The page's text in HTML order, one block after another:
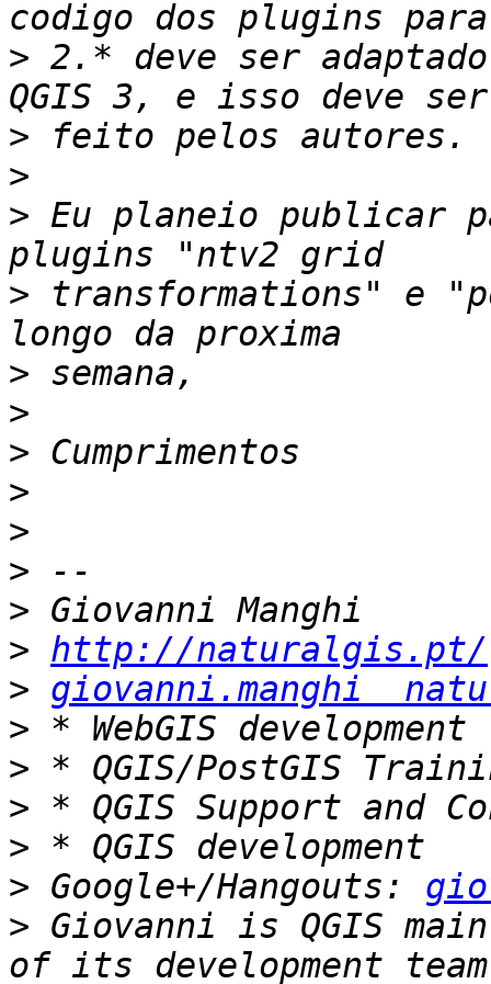
> 2.* deve ser
>
>
> Eu planeio publicar
> transformations" e
>
>
>
>
>
>
>
> http://naturalgis.pt/
> giovanni.manghi
>
>
>
>
> Google+/Hangouts:
> Giovanni is QGIS